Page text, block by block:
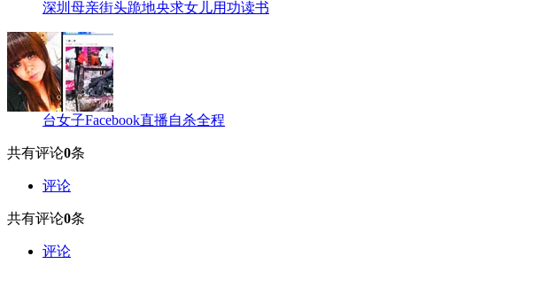
深圳母亲街头跪地央求女儿用功读书
台女子Facebook直播自杀全程
共有评论0条
评论
共有评论0条
评论